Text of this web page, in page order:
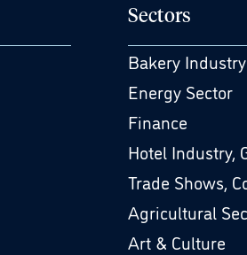
Sectors
Bakery Industry
Energy Sector
Finance
Hotel Industry,
Trade Shows,
Agricultural
Art & Culture